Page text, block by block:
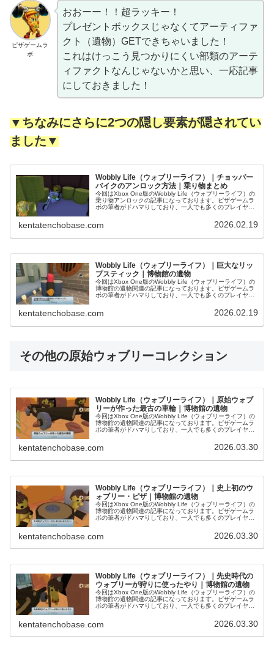
ピザゲームラ
ボ
おおーー！！超ラッキー！
プレゼントボックスじゃなくてアーティファ
クト（遺物）GETできちゃいました！
これはけっこう見つかりにくい部類のアーテ
ィファクトなんじゃないかと思い、一応記事
にしておきました！
▼ちなみにさらに2つの隠し要素が隠されてい
ました▼
Wobbly Life（ウォブリーライフ）｜チョッパー
バイクのアンロック方法｜乗り物まとめ
今回はXbox One版のWobbly Life（ウォブリーライフ）の
乗り物アンロックの記事になっております。ピザゲームラ
ボの筆者がドハマりしており、一人でも多くのプレイヤー
kentatenchobase.com 2026.02.19
Wobbly Life（ウォブリーライフ）｜巨大なリッ
プスティック｜博物館の遺物
今回はXbox One版のWobbly Life（ウォブリーライフ）の
博物館の遺物関連の記事になっております。ピザゲームラ
ボの筆者がドハマりしており、一人でも多くのプレイヤー
kentatenchobase.com 2026.02.19
その他の原始ウォブリーコレクション
Wobbly Life（ウォブリーライフ）｜原始ウォブ
リーが作った最古の車輪｜博物館の遺物
今回はXbox One版のWobbly Life（ウォブリーライフ）の
博物館の遺物関連の記事になっております。ピザゲームラ
ボの筆者がドハマりしており、一人でも多くのプレイヤー
kentatenchobase.com 2026.03.30
Wobbly Life（ウォブリーライフ）｜史上初のウ
ォブリー・ピザ｜博物館の遺物
今回はXbox One版のWobbly Life（ウォブリーライフ）の
博物館の遺物関連の記事になっております。ピザゲームラ
ボの筆者がドハマりしており、一人でも多くのプレイヤー
kentatenchobase.com 2026.03.30
Wobbly Life（ウォブリーライフ）｜先史時代の
ウォブリーが狩りに使ったやり｜博物館の遺物
今回はXbox One版のWobbly Life（ウォブリーライフ）の
博物館の遺物関連の記事になっております。ピザゲームラ
ボの筆者がドハマりしており、一人でも多くのプレイヤー
kentatenchobase.com 2026.03.30